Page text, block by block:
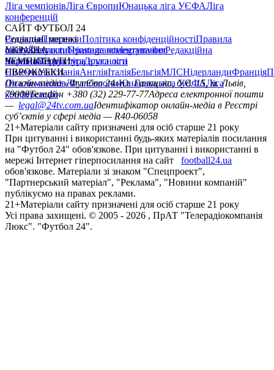
Ліга чемпіонівЛіга ЄвропиЮнацька ліга УЄФАЛіга
конференцій
САЙТ ФУТБОЛ 24
РедакціяПрогнозиПолітика конфіденційностіПравила
сайтуКонтактиПравила коментуванняРедакційна
політикаСтруктура власності
Соціальні мережі
facebookxyoutubeinstagramtelegramviber
УКРАЇНА
УкраїнаПерша лігаДруга ліга
ЧЕМПІОНАТИ
НімеччинаІспаніяАнгліяІталіяБельгіяМЛСНідерландиФранція
ЄВРОКУБКИ
Ліга чемпіонівЛіга ЄвропиЮнацька ліга УЄФАЛіга
конференцій
Онлайн-медіа «Футбол 24»пл. Галицька, буд. 15, м. Львів,
79008Телефон +380 (32) 229-77-77Адреса електронної пошти
— legal@24tv.com.uaІдентифікатор онлайн-медіа в Реєстрі
суб’єктів у сфері медіа — R40-06058
21+Матеріали сайту призначені для осіб старше 21 року
При цитуванні і використанні будь-яких матеріалів посилання
на "Футбол 24" обов'язкове. При цитуванні і використанні в
мережі Інтернет гіперпосилання на сайт
football24.ua
обов'язкове. Матеріали зі знаком "Спецпроект",
"Партнерський матеріал", "Реклама", "Новини компаній"
публікуємо на правах реклами.
21+Матеріали сайту призначені для осіб старше 21 року
Усi права захищенi. © 2005 - 2026 , ПрАТ "Телерадіокомпанія
Люкс". "Футбол 24".